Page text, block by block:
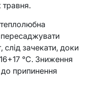
травня.
слід зачекати, доки
°C. Зниження
припинення